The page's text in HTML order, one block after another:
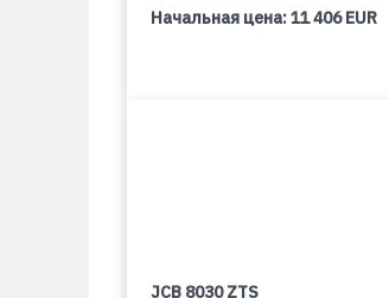
Начальная цена:11 406 EUR
JCB 8030 ZTS